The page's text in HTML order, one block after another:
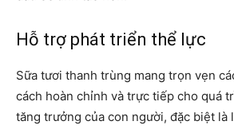
Hỗ trợ phát triển thể lực
Sữa tươi thanh trùng mang trọn vẹn
cách hoàn chỉnh và trực tiếp cho quá
tăng trưởng của con người, đặc biệt là